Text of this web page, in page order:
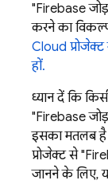
"Firebase
करने का
Cloud
हों.
ध्यान दें कि
"Firebase
इसका मतलब
प्रोजेक्ट से
जानने के लिए,